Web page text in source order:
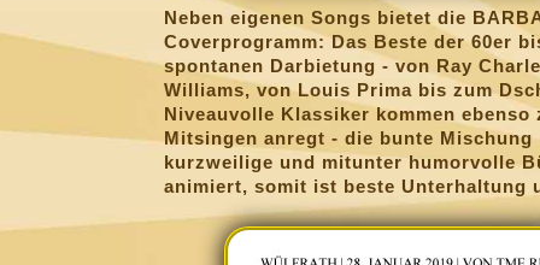
Neben eigenen Songs bietet die
Coverprogramm: Das Beste der 60er
spontanen Darbietung - von Ray
Williams, von Louis Prima bis zum
Niveauvolle Klassiker kommen
Mitsingen anregt - die bunte
kurzweilige und mitunter humorvolle
animiert, somit ist beste Unterhaltung